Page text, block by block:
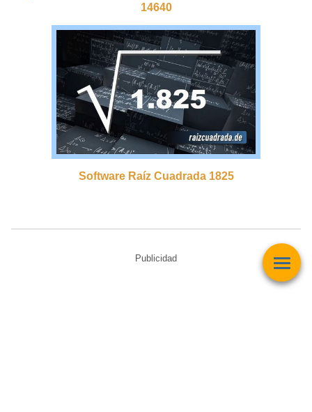
14640
Software Raíz Cuadrada 1825
Publicidad